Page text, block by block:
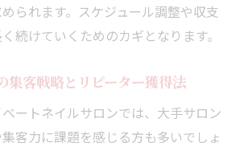
られます。スケジュール調整や収支
続けていくためのカギとなります。
集客戦略とリピーター獲得法
ートネイルサロンでは、大手サロン
客力に課題を感じる方も多いでしょ